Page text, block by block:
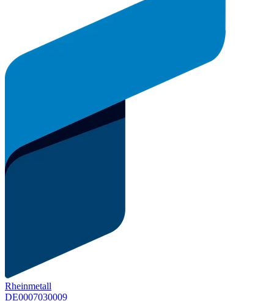
Rheinmetall
DE0007030009